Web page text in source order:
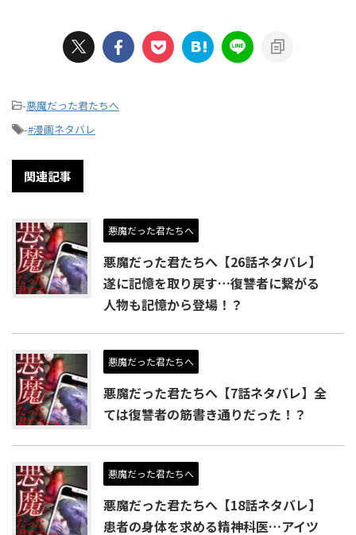
-悪魔だった君たちへ
-#漫画ネタバレ
関連記事
悪魔だった君たちへ
悪魔だった君たちへ【26話ネタバレ】
遂に記憶を取り戻す…復讐者に繋がる
人物も記憶から登場！？
悪魔だった君たちへ
悪魔だった君たちへ【7話ネタバレ】全
ては復讐者の筋書き通りだった！？
悪魔だった君たちへ
悪魔だった君たちへ【18話ネタバレ】
患者の身体を求める精神科医…アイツ